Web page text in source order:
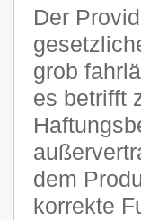
Der
grob
es betrifft
dem
korrekte